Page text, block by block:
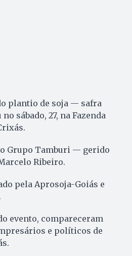
plantio de soja — safra
sábado, 27, na Fazenda
Grupo Tamburi — gerido
Ribeiro.
pela Aprosoja-Goiás e
evento, compareceram
e políticos de